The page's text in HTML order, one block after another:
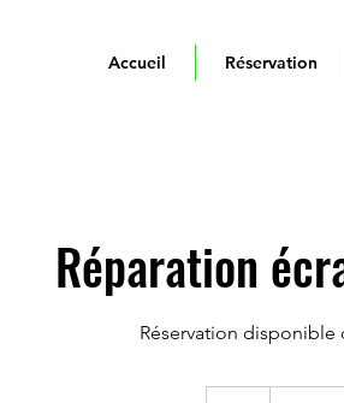
Accueil Réservation
Réparation
Réservation disponible